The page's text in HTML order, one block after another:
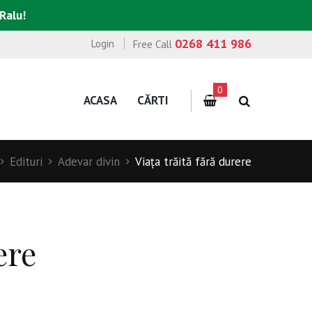
Free Call 0268 411 986
Login
ACASA CĂRTI
0
Edituri Adevar divin Viaţa trăită fără durere